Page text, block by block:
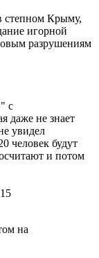
степном Крыму,
игорной
разрушениям
с
даже не знает
увидел
человек будут
и потом
на